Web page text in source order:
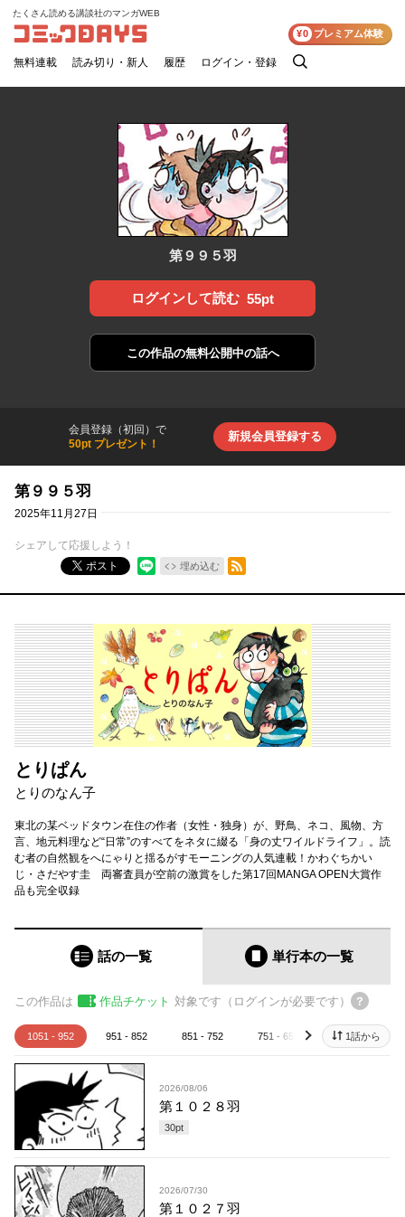
コミックDAYS
たくさん読める講談社のマンガWEB
無料連載 読み切り・新人 履歴 ログイン・登録
検
¥0 プレミアム体験
第９９５羽
ログインして読む 55pt
この作品の無料公開中の話へ
会員登録（初回）で
50pt プレゼント！
新規会員登録する
第９９５羽
2025年11月27日
シェアして応援しよう！
ポスト
埋め込む
RSSフィード
とりぱん
とりのなん子
東北の某ベッドタウン在住の作者（女性・独身）が、野鳥、ネコ、風物、方
言、地元料理など“日常”のすべてをネタに綴る「身の丈ワイルドライフ」。読
む者の自然観をへにゃりと揺るがすモーニングの人気連載！かわぐちかい
じ・さだやす圭 両審査員が空前の激賞をした第17回MANGA OPEN大賞作
品も完全収録
話の一覧 単行本の一覧
この作品は 作品チケット 対象です（ログインが必要です）
1051 - 952 951 - 852 851 - 752 751 - 652 651 - 552
next 1話から
2026/08/06
第１０２８羽
30pt
2026/07/30
第１０２７羽